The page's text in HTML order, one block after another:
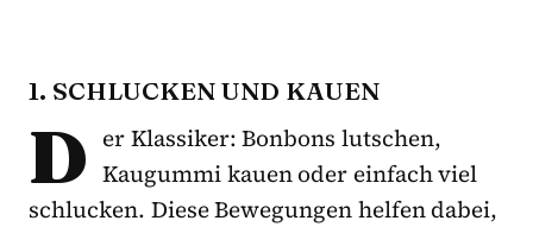
1. SCHLUCKEN UND KAUEN
D er Klassiker: Bonbons lutschen,
Kaugummi kauen oder einfach viel
schlucken. Diese Bewegungen helfen dabei,